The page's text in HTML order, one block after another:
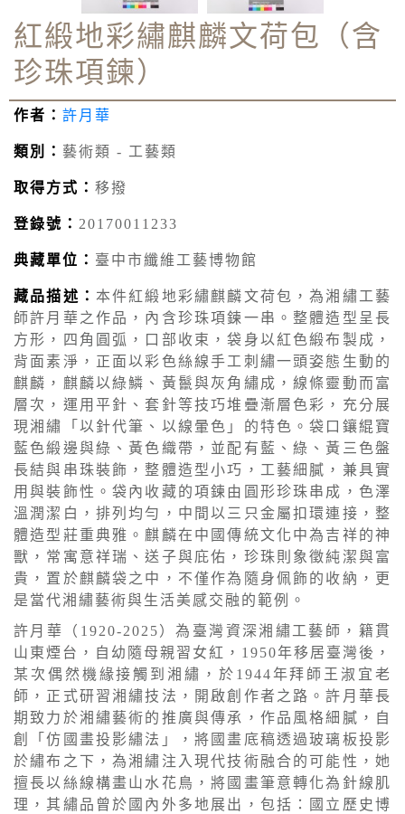
紅緞地彩繡麒麟文荷包（含
珍珠項鍊）
作者： 許月華
類別： 藝術類 - 工藝類
取得方式： 移撥
登錄號： 20170011233
典藏單位： 臺中市纖維工藝博物館
藏品描述： 本件紅緞地彩繡麒麟文荷包，為湘繡工藝
師許月華之作品，內含珍珠項鍊一串。整體造型呈長
方形，四角圓弧，口部收束，袋身以紅色緞布製成，
背面素淨，正面以彩色絲線手工刺繡一頭姿態生動的
麒麟，麒麟以綠鱗、黃鬣與灰角繡成，線條靈動而富
層次，運用平針、套針等技巧堆疊漸層色彩，充分展
現湘繡「以針代筆、以線暈色」的特色。袋口鑲緄寶
藍色緞邊與綠、黃色織帶，並配有藍、綠、黃三色盤
長結與串珠裝飾，整體造型小巧，工藝細膩，兼具實
用與裝飾性。袋內收藏的項鍊由圓形珍珠串成，色澤
溫潤潔白，排列均勻，中間以三只金屬扣環連接，整
體造型莊重典雅。麒麟在中國傳統文化中為吉祥的神
獸，常寓意祥瑞、送子與庇佑，珍珠則象徵純潔與富
貴，置於麒麟袋之中，不僅作為隨身佩飾的收納，更
是當代湘繡藝術與生活美感交融的範例。
許月華（1920-2025）為臺灣資深湘繡工藝師，籍貫
山東煙台，自幼隨母親習女紅，1950年移居臺灣後，
某次偶然機緣接觸到湘繡，於1944年拜師王淑宜老
師，正式研習湘繡技法，開啟創作者之路。許月華長
期致力於湘繡藝術的推廣與傳承，作品風格細膩，自
創「仿國畫投影繡法」，將國畫底稿透過玻璃板投影
於繡布之下，為湘繡注入現代技術融合的可能性，她
擅長以絲線構畫山水花鳥，將國畫筆意轉化為針線肌
理，其繡品曾於國內外多地展出，包括：國立歷史博